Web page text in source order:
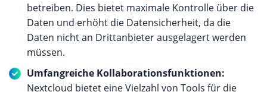
betreiben. Dies bietet maximale Kontrolle über die
Daten und erhöht die Datensicherheit, da die
Daten nicht an Drittanbieter ausgelagert werden
müssen.
Umfangreiche Kollaborationsfunktionen:
Nextcloud bietet eine Vielzahl von Tools für die